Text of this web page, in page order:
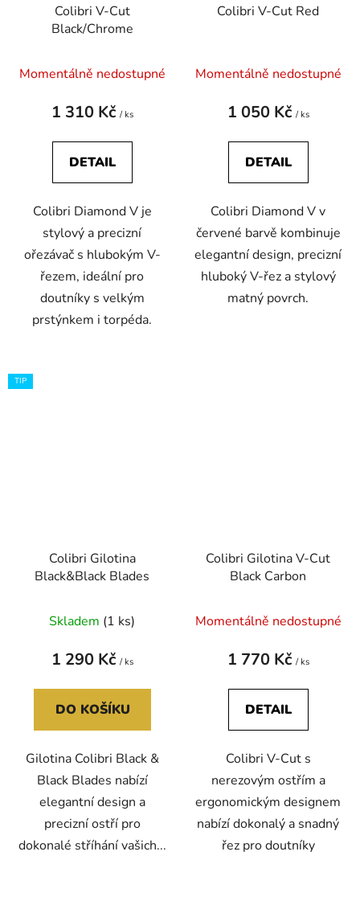
Colibri V-Cut
Black/Chrome
Momentálně nedostupné
1 310 Kč / ks
DETAIL
Colibri Diamond V je
stylový a precizní
ořezávač s hlubokým V-
řezem, ideální pro
doutníky s velkým
prstýnkem i torpéda.
Colibri V-Cut Red
Momentálně nedostupné
1 050 Kč / ks
DETAIL
Colibri Diamond V v
červené barvě kombinuje
elegantní design, precizní
hluboký V-řez a stylový
matný povrch.
TIP
Colibri Gilotina
Black&Black Blades
Skladem (1 ks)
1 290 Kč / ks
DO KOŠÍKU
Gilotina Colibri Black &
Black Blades nabízí
elegantní design a
precizní ostří pro
dokonalé stříhání vašich...
Colibri Gilotina V-Cut
Black Carbon
Momentálně nedostupné
1 770 Kč / ks
DETAIL
Colibri V-Cut s
nerezovým ostřím a
ergonomickým designem
nabízí dokonalý a snadný
řez pro doutníky